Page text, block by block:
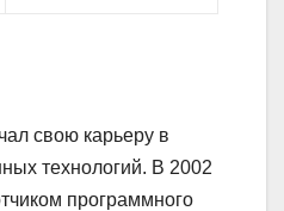
свою карьеру в
технологий. В 2002
программного